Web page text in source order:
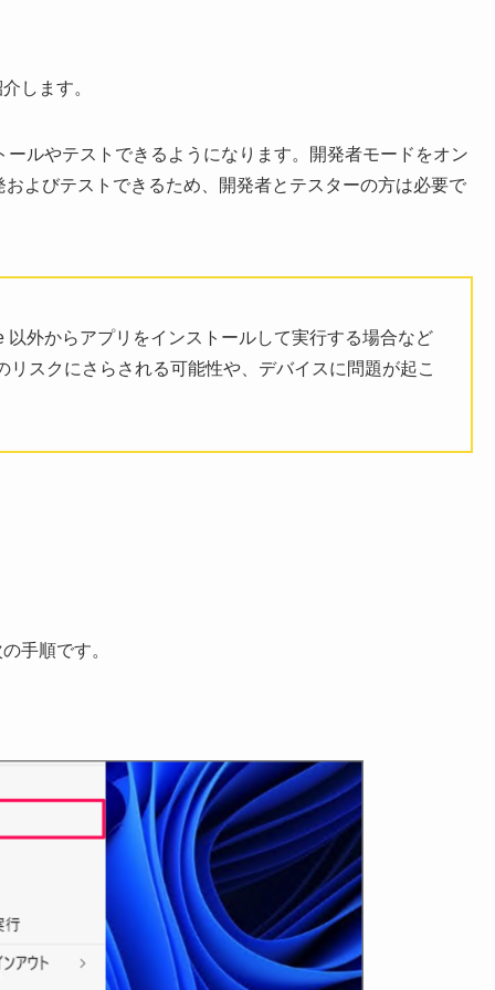
します。
ルやテストできるようになります。開発者モードをオン
よびテストできるため、開発者とテスターの方は必要で
外からアプリをインストールして実行する場合など
スクにさらされる可能性や、デバイスに問題が起こ
手順です。